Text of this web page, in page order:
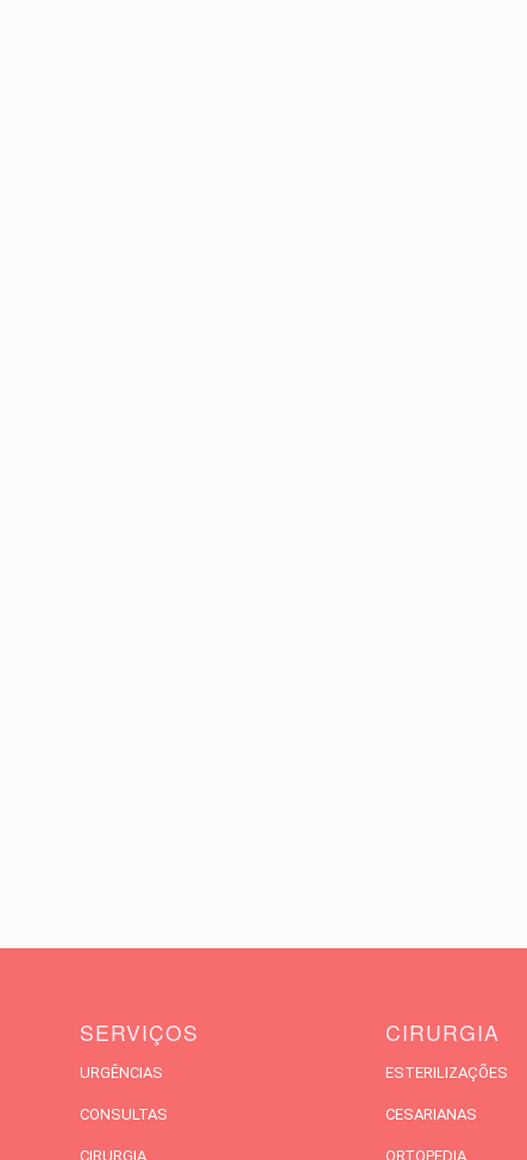
SERVIÇOS
URGÊNCIAS
CONSULTAS
CIRURGIA
CIRURGIA
ESTERILIZAÇÕES
CESARIANAS
ORTOPEDIA